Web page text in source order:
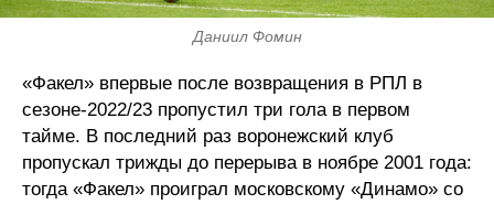
Даниил Фомин
«Факел» впервые после возвращения в РПЛ в
сезоне-2022/23 пропустил три гола в первом
тайме. В последний раз воронежский клуб
пропускал трижды до перерыва в ноябре 2001 года:
тогда «Факел» проиграл московскому «Динамо» со